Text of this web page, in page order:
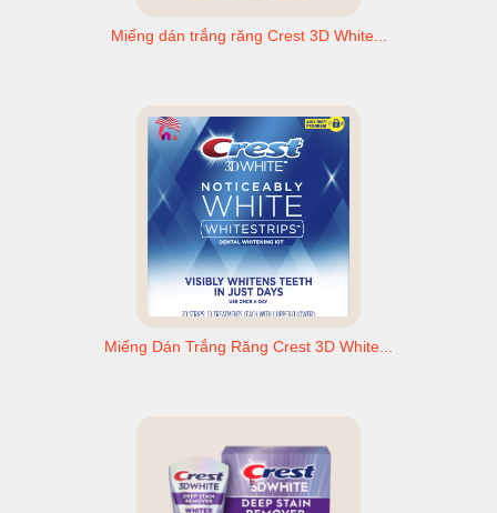
Miếng dán trắng răng Crest 3D White...
Miếng Dán Trắng Răng Crest 3D White...